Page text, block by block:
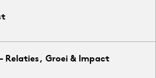
Relaties, Groei & Impact